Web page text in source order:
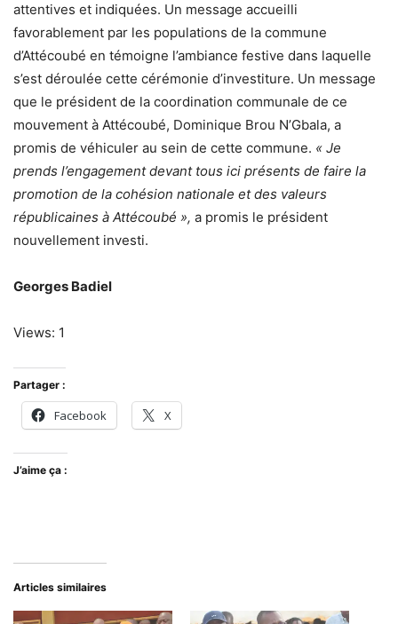
attentives et indiquées. Un message accueilli
favorablement par les populations de la commune
d’Attécoubé en témoigne l’ambiance festive dans laquelle
s’est déroulée cette cérémonie d’investiture. Un message
que le président de la coordination communale de ce
mouvement à Attécoubé, Dominique Brou N’Gbala, a
promis de véhiculer au sein de cette commune. « Je
prends l’engagement devant tous ici présents de faire la
promotion de la cohésion nationale et des valeurs
républicaines à Attécoubé », a promis le président
nouvellement investi.
Georges Badiel
Views: 1
Partager :
Facebook X
J’aime ça :
Articles similaires